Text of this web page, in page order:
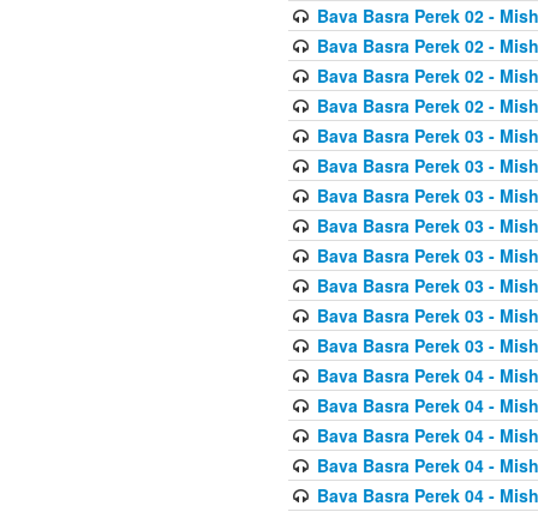
Bava Basra Perek 02 -
Bava Basra Perek 02 -
Bava Basra Perek 02 -
Bava Basra Perek 02 -
Bava Basra Perek 03 -
Bava Basra Perek 03 -
Bava Basra Perek 03 -
Bava Basra Perek 03 -
Bava Basra Perek 03 -
Bava Basra Perek 03 -
Bava Basra Perek 03 -
Bava Basra Perek 03 -
Bava Basra Perek 04 -
Bava Basra Perek 04 -
Bava Basra Perek 04 -
Bava Basra Perek 04 -
Bava Basra Perek 04 -